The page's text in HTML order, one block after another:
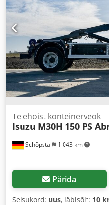
Schöpstal 1 043 km
Telehoist konteinerveok
Isuzu M30H 150 PS
Pärida
Seisukord: uus, läbisõit: 10